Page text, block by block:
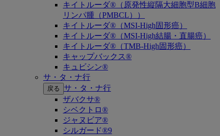
キイトルーダ®（原発性縦隔大細胞型B細胞
リンパ腫（PMBCL））
キイトルーダ®（MSI-High固形癌）
キイトルーダ®（MSI-High結腸・直腸癌）
キイトルーダ®（TMB-High固形癌）
キャップバックス®
キュビシン®
サ・タ・ナ行
戻る サ・タ・ナ行
ザバクサ®
シベクトロ®
ジャヌビア®
シルガード®9